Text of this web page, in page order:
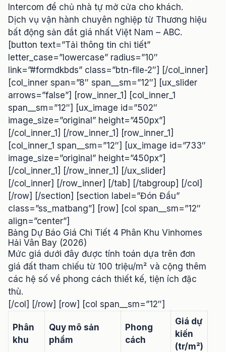
Intercom để chủ nhà tự mở cửa cho khách.
Dịch vụ vận hành chuyên nghiệp từ Thương hiệu
bất động sản đắt giá nhất Việt Nam – ABC.
[button text=”Tải thông tin chi tiết”
letter_case=”lowercase” radius=”10″
link=”#formdkbds” class=”btn-file-2″] [/col_inner]
[col_inner span=”8″ span__sm=”12″] [ux_slider
arrows=”false”] [row_inner_1] [col_inner_1
span__sm=”12″] [ux_image id=”502″
image_size=”original” height=”450px”]
[/col_inner_1] [/row_inner_1] [row_inner_1]
[col_inner_1 span__sm=”12″] [ux_image id=”733″
image_size=”original” height=”450px”]
[/col_inner_1] [/row_inner_1] [/ux_slider]
[/col_inner] [/row_inner] [/tab] [/tabgroup] [/col]
[/row] [/section] [section label=”Đón Đầu”
class=”ss_matbang”] [row] [col span__sm=”12″
align=”center”]
Bảng Dự Báo Giá Chi Tiết 4 Phân Khu Vinhomes
Hải Vân Bay (2026)
Mức giá dưới đây được tính toán dựa trên đơn
giá đất tham chiếu từ 100 triệu/m² và cộng thêm
các hệ số về phong cách thiết kế, tiện ích đặc
thù.
[/col] [/row] [row] [col span__sm=”12″]
Phân
khu
Quy mô sản
phẩm
Phong
cách
Giá dự
kiến
(tr/m²)